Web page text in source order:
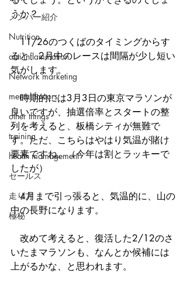
メンバー紹介
Nutrition
anti-inflammation
Network marketing
mental factors
other things
training
health mamagement
セールス
走り方
極秘
うか？
11/26のつくばのタイミングからす
ると、2月中のレースは間隔が少し短い
気がします。
時期的には3月3日の東京マラソンが
良いですが、抽選倍率とスタートの整
列を考えると、板橋シティが無難で
す。ただ、こちらはやはり気温が賭け
要素ですね。（今年は割とラッキーで
したが）
4月まで引っ張ると、気温的に、山の
中の長野になります。
改めて考えると、復活した2/12のさ
いたまマラソンも、なんとか候補には
上がるかな、と思われます。